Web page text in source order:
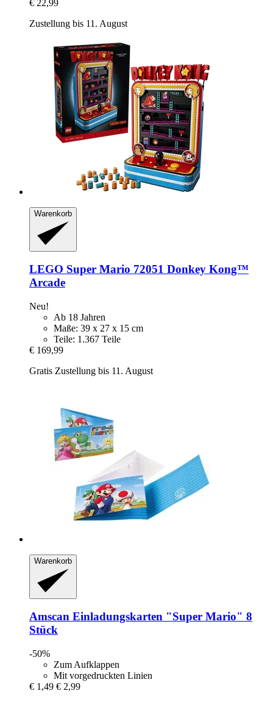
€ 22,99
Zustellung bis 11. August
Warenkorb
LEGO Super Mario 72051 Donkey Kong™
Arcade
Neu!
Ab 18 Jahren
Maße: 39 x 27 x 15 cm
Teile: 1.367 Teile
€ 169,99
Gratis Zustellung bis 11. August
Warenkorb
Amscan Einladungskarten "Super Mario" 8
Stück
-50%
Zum Aufklappen
Mit vorgedruckten Linien
€ 1,49 € 2,99